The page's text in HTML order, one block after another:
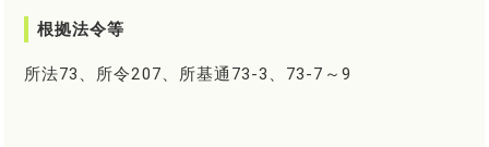
根拠法令等
所法73、所令207、所基通73-3、73-7～9